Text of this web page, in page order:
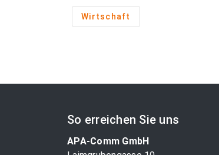
Wirtschaft
So erreichen Sie uns
APA-Comm GmbH